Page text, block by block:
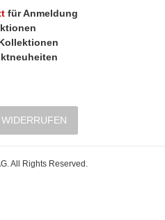
für Anmeldung
All Rights Reserved.